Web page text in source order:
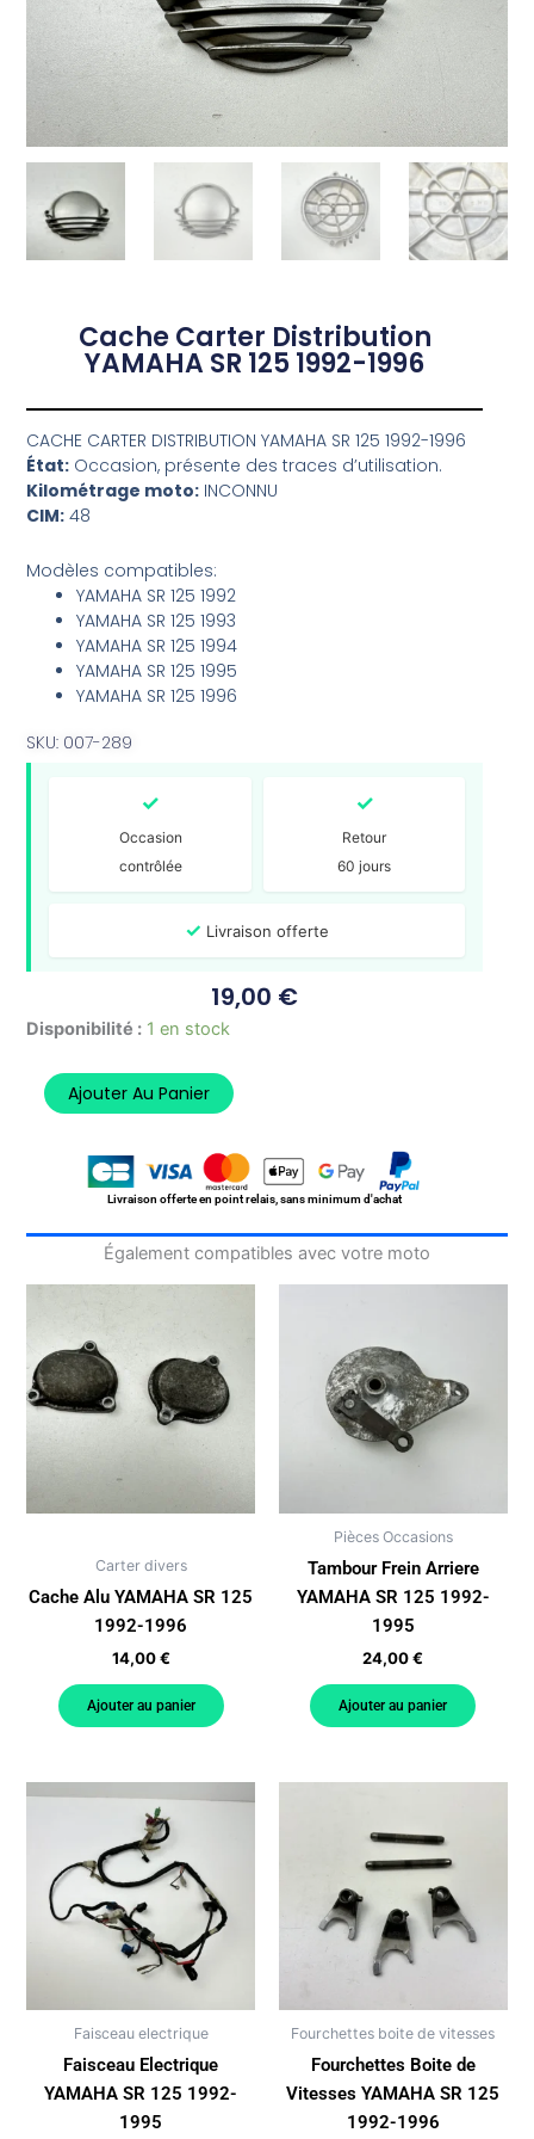
Cache Carter Distribution
YAMAHA SR 125 1992-1996
CACHE CARTER DISTRIBUTION YAMAHA SR 125 1992-1996
État: Occasion, présente des traces d’utilisation.
Kilométrage moto: INCONNU
CIM: 48
Modèles compatibles:
YAMAHA SR 125 1992
YAMAHA SR 125 1993
YAMAHA SR 125 1994
YAMAHA SR 125 1995
YAMAHA SR 125 1996
SKU: 007-289
✓
Occasion
contrôlée
✓
Retour
60 jours
✓ Livraison offerte
19,00 €
Disponibilité : 1 en stock
quantité
Cache
Carter
Distribution
1996
Ajouter Au Panier
Livraison offerte en point relais, sans minimum d'achat
Également compatibles avec votre moto
Carter divers
Cache Alu YAMAHA SR 125
1992-1996
14,00€
Ajouter au panier
Pièces Occasions
Tambour Frein Arriere
YAMAHA SR 125 1992-
1995
24,00€
Ajouter au panier
Faisceau electrique
Faisceau Electrique
YAMAHA SR 125 1992-
1995
Fourchettes boite de vitesses
Fourchettes Boite de
Vitesses YAMAHA SR 125
1992-1996